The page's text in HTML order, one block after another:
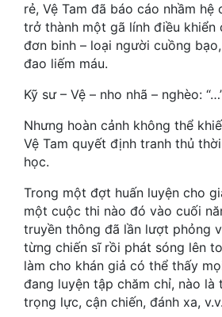
Huyền Ảo
Hài Hước
Hệ Thống
Học Đường
Khoa Huyễn
Khoa Huyễn Không Gian
Kinh Dị
Kiếm Hiệp
Kỳ Huyễn
Kỳ Ảo
rẻ, Vệ Tam đã báo cáo nhầm hệ
trở thành một gã lính điều khiển
đơn binh – loại người cuồng
đao liếm máu.
Kỹ sư – Vệ – nho nhã – nghèo:
Nhưng hoàn cảnh không thể
Vệ Tam quyết định tranh thủ
học.
Trong một đợt huấn luyện cho
một cuộc thi nào đó vào cuối
truyền thông đã lần lượt phỏng
từng chiến sĩ rồi phát sóng lên
làm cho khán giả có thể thấy
đang luyện tập chăm chỉ, nào là
trọng lực, cận chiến, đánh xa, v.v.